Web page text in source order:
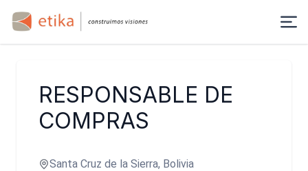
RESPONSABLE DE
COMPRAS
Santa Cruz de la Sierra, Bolivia